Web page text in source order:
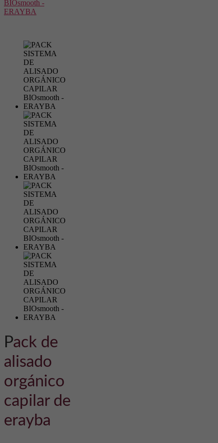
pack de
alisado
orgánico
capilar de
erayba